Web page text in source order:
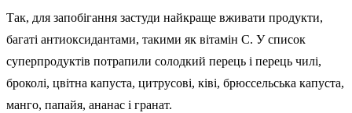
Так, для запобігання застуди найкраще вживати продукти,
багаті антиоксидантами, такими як вітамін С. У список
суперпродуктів потрапили солодкий перець і перець чилі,
броколі, цвітна капуста, цитрусові, ківі, брюссельська капуста,
манго, папайя, ананас і гранат.